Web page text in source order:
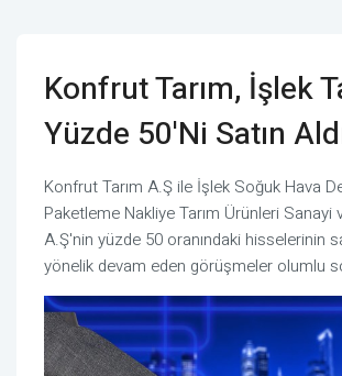
Konfrut Tarım, İşlek
Yüzde 50'ni Satın
Konfrut Tarım A.Ş ile İşlek Soğuk Hava
Paketleme Nakliye Tarım Ürünleri Sanayi
A.Ş'nin yüzde 50 oranındaki hisselerinin
yönelik devam eden görüşmeler olumlu